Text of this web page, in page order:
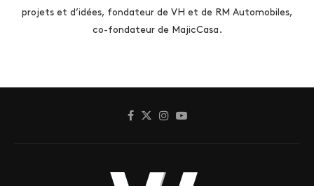
projets et d’idées, fondateur de VH et de RM Automobiles,
co-fondateur de MajicCasa.